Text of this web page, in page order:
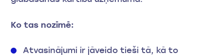
Ko tas nozīmē:
Atvasinājumi ir jāveido tieši tā, kā to